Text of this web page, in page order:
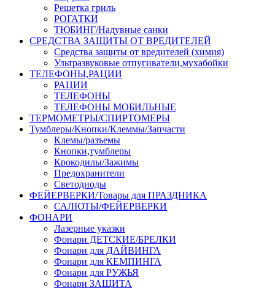
Решетка гриль
РОГАТКИ
ТЮБИНГ/Надувные санки
СРЕДСТВА ЗАЩИТЫ ОТ ВРЕДИТЕЛЕЙ
Средства защиты от вредителей (химия)
Ультразвуковые отпугиватели,мухабойки
ТЕЛЕФОНЫ,РАЦИИ
РАЦИИ
ТЕЛЕФОНЫ
ТЕЛЕФОНЫ МОБИЛЬНЫЕ
ТЕРМОМЕТРЫ/СПИРТОМЕРЫ
Тумблеры/Кнопки/Клеммы/Запчасти
Клемы/разъемы
Кнопки,тумблеры
Крокодилы/Зажимы
Предохранители
Светодиоды
ФЕЙЕРВЕРКИ/Товары для ПРАЗДНИКА
САЛЮТЫ/ФЕЙЕРВЕРКИ
ФОНАРИ
Лазерные указки
Фонари ДЕТСКИЕ/БРЕЛКИ
Фонари для ДАЙВИНГА
Фонари для КЕМПИНГА
Фонари для РУЖЬЯ
Фонари ЗАЩИТА